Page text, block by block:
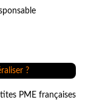
PME françaises